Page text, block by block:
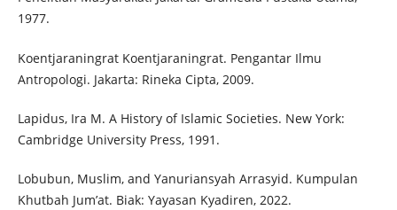
1977.
Koentjaraningrat Koentjaraningrat. Pengantar Ilmu
Antropologi. Jakarta: Rineka Cipta, 2009.
Lapidus, Ira M. A History of Islamic Societies. New York:
Cambridge University Press, 1991.
Lobubun, Muslim, and Yanuriansyah Arrasyid. Kumpulan
Khutbah Jum’at. Biak: Yayasan Kyadiren, 2022.